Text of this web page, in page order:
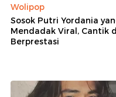
Wolipop
Sosok Putri Yordania
Mendadak Viral, Cantik
Berprestasi